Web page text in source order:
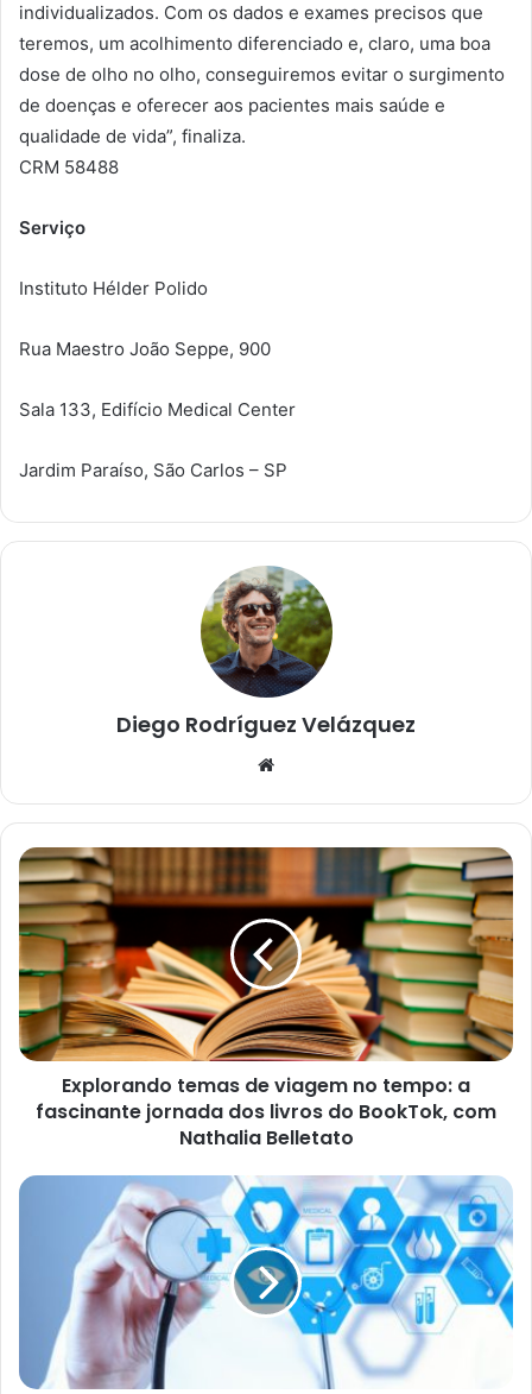
individualizados. Com os dados e exames precisos que
teremos, um acolhimento diferenciado e, claro, uma boa
dose de olho no olho, conseguiremos evitar o surgimento
de doenças e oferecer aos pacientes mais saúde e
qualidade de vida”, finaliza.
CRM 58488
Serviço
Instituto Hélder Polido
Rua Maestro João Seppe, 900
Sala 133, Edifício Medical Center
Jardim Paraíso, São Carlos – SP
Diego Rodríguez Velázquez
Website
Explorando temas de viagem no tempo: a
fascinante jornada dos livros do BookTok, com
Nathalia Belletato